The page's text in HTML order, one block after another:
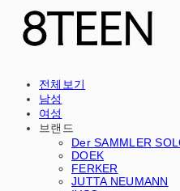
전체보기
남성
여성
브랜드
Der SAMMLER
DOEK
FERKER
JUTTA NEUMANN